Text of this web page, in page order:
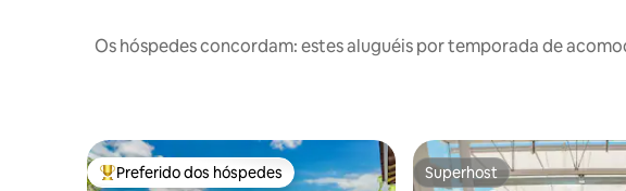
Os hóspedes concordam: estes aluguéis por temporada de
Entre os melhores preferidos dos hóspedes
Preferido dos hóspedes Superhost
Superhost